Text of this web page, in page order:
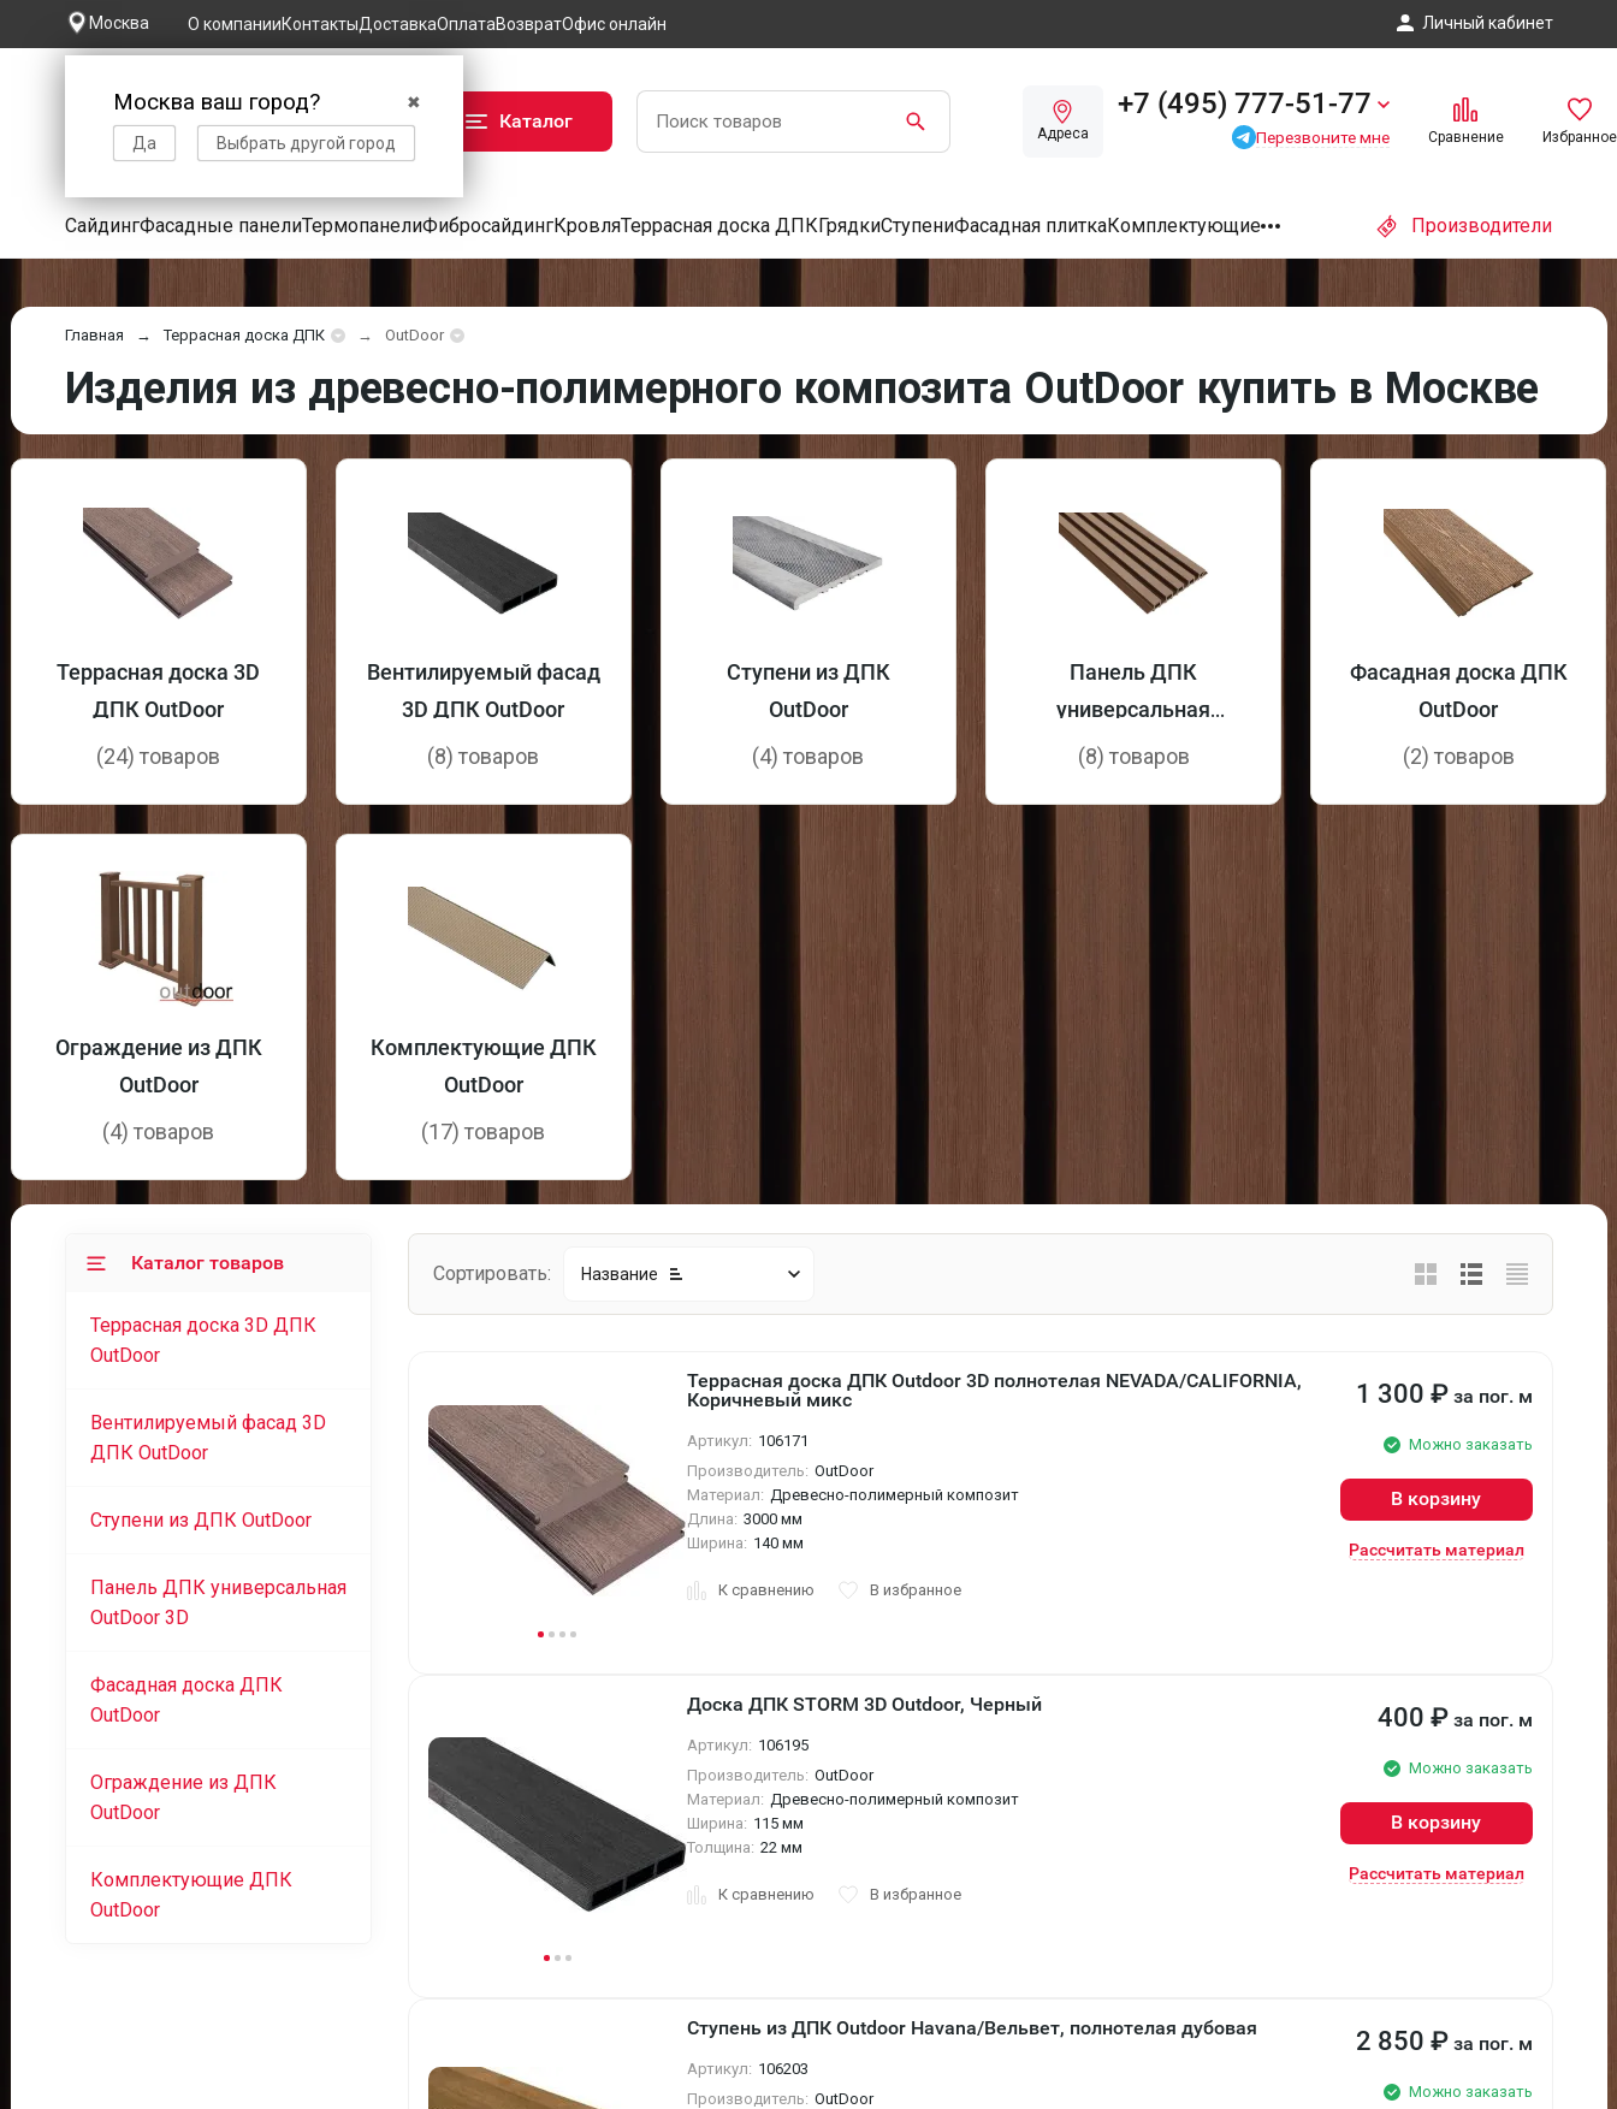
Москва
✖
Москва ваш город?
Да Выбрать другой город
О компанииКонтактыДоставкаОплатаВозвратОфис онлайн Личный кабинет
Каталог
Адреса
+7 (495) 777-51-77
Перезвоните мне Сравнение Избранное
СайдингФасадные панелиТермопанелиФибросайдингКровляТеррасная доска ДПКГрядкиСтупениФасадная плиткаКомплектующие Производители
Главная Террасная доска ДПК OutDoor
Изделия из древесно-полимерного композита OutDoor купить в Москве
Террасная доска 3D
ДПК OutDoor
(24) товаров
Вентилируемый фасад
3D ДПК OutDoor
(8) товаров
Ступени из ДПК
OutDoor
(4) товаров
Панель ДПК
универсальная
OutDoor 3D
(8) товаров
Фасадная доска ДПК
OutDoor
(2) товаров
Ограждение из ДПК
OutDoor
(4) товаров
Комплектующие ДПК
OutDoor
(17) товаров
Сортировать: Название
Террасная доска ДПК Outdoor 3D полнотелая NEVADA/CALIFORNIA,
Коричневый микс
Артикул: 106171
Производитель: OutDoor
Материал: Древесно-полимерный композит
Длина: 3000 мм
Ширина: 140 мм
К сравнению В избранное
1 300 ₽ за пог. м
Можно заказать
В корзину
Рассчитать материал
Доска ДПК STORM 3D Outdoor, Черный
Артикул: 106195
Производитель: OutDoor
Материал: Древесно-полимерный композит
Ширина: 115 мм
Толщина: 22 мм
К сравнению В избранное
400 ₽ за пог. м
Можно заказать
В корзину
Рассчитать материал
Ступень из ДПК Outdoor Havana/Вельвет, полнотелая дубовая
Артикул: 106203
Производитель: OutDoor
2 850 ₽ за пог. м
Можно заказать
Каталог товаров
Террасная доска 3D ДПК
OutDoor
Вентилируемый фасад 3D
ДПК OutDoor
Ступени из ДПК OutDoor
Панель ДПК универсальная
OutDoor 3D
Фасадная доска ДПК
OutDoor
Ограждение из ДПК
OutDoor
Комплектующие ДПК
OutDoor